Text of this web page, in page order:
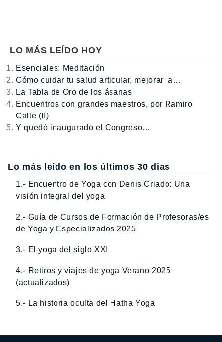
LO MÁS LEÍDO HOY
Esenciales: Meditación
Cómo cuidar tu salud articular, mejorar la…
La Tabla de Oro de los ásanas
Encuentros con grandes maestros, por Ramiro
Calle (II)
Y quedó inaugurado el Congreso…
Lo más leído en los últimos 30 dias
1.- Encuentro de Yoga con Denis Criado: Una
visión integral del yoga
2.- Guía de Cursos de Formación de Profesoras/es
de Yoga y Especializados 2025
3.- El yoga del siglo XXI
4.- Retiros y viajes de yoga Verano 2025
(actualizados)
5.- La historia oculta del Hatha Yoga